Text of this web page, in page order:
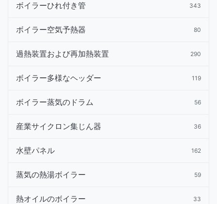
ボイラーひれ付き管 343
ボイラー空気予熱器 80
過熱装置および再加熱装置 290
ボイラー多様なヘッダー 119
ボイラー蒸気のドラム 56
産業サイクロン集じん器 36
水壁パネル 162
蒸気の熱湯ボイラー 59
熱オイルのボイラー 33